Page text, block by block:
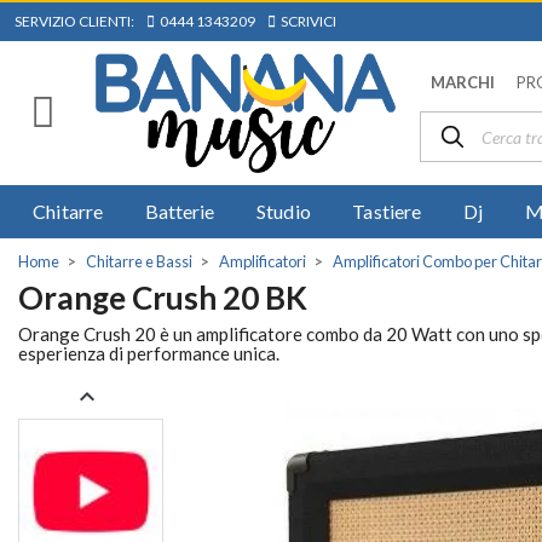
SERVIZIO CLIENTI: 0444 1343209 SCRIVICI
MARCHI
Chitarre Batterie Studio Tastiere Dj
Home Chitarre e Bassi Amplificatori Amplificatori Combo per
Orange Crush 20 BK
Orange Crush 20 è un amplificatore combo da 20 Watt con uno
esperienza di performance unica.
